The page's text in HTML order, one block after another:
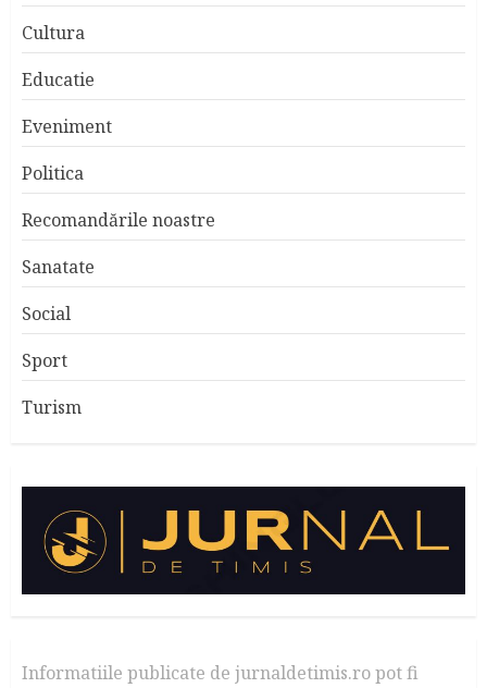
Cultura
Educatie
Eveniment
Politica
Recomandările noastre
Sanatate
Social
Sport
Turism
Informatiile publicate de jurnaldetimis.ro pot fi